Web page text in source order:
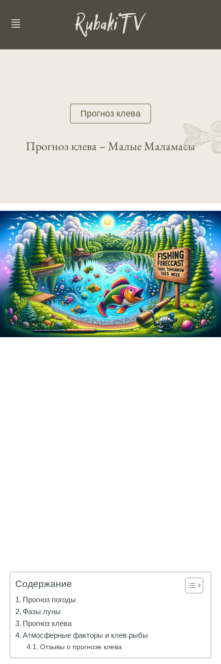
Прогноз клева
Прогноз клева – Малые Маламасы
Содержание
Прогноз погоды
Фазы луны
Прогноз клева
Атмосферные факторы и клев рыбы
Отзывы о прогнозе клева